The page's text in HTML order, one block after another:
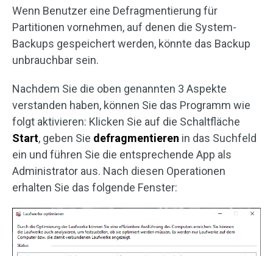
Wenn Benutzer eine Defragmentierung für
Partitionen vornehmen, auf denen die System-
Backups gespeichert werden, könnte das Backup
unbrauchbar sein.
Nachdem Sie die oben genannten 3 Aspekte
verstanden haben, können Sie das Programm wie
folgt aktivieren: Klicken Sie auf die Schaltfläche
Start, geben Sie defragmentieren in das Suchfeld
ein und führen Sie die entsprechende App als
Administrator aus. Nach diesen Operationen
erhalten Sie das folgende Fenster: